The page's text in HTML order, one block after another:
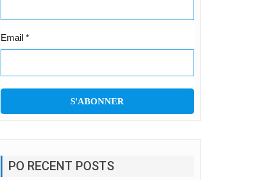
Email *
PO RECENT POSTS